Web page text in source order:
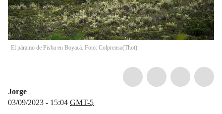
El páramo de Pisba en Boyacá. Foto: Colprensa(Thot)
Jorge
03/09/2023 - 15:04 GMT-5